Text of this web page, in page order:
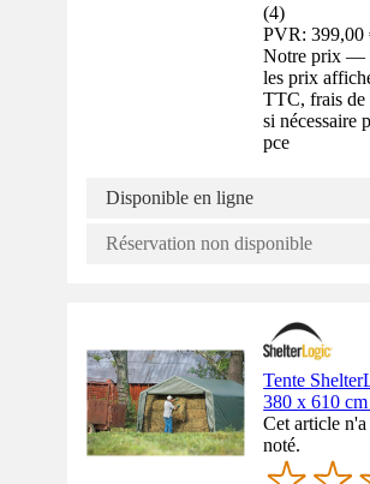
(4)
PVR: 399,00
Notre prix —
les prix
TTC, frais de
si nécessaire
pce
Disponible en ligne
Réservation non disponible
Tente
380 x 610
Cet article n'a
noté.